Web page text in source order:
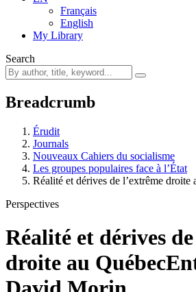
Français
English
My Library
Search
Breadcrumb
Érudit
Journals
Nouveaux Cahiers du socialisme
Les groupes populaires face à l’État
Réalité et dérives de l’extrême
Perspectives
Réalité et dérives
droite au Québec